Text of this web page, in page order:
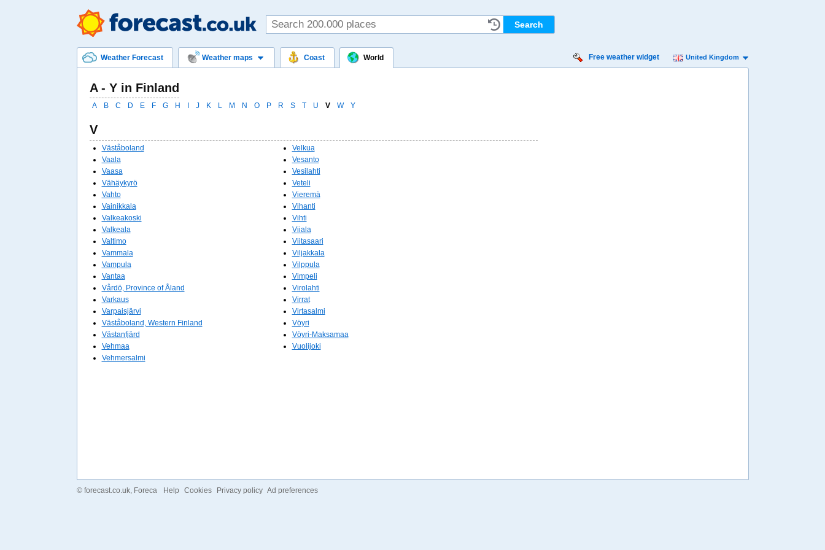
Weather Forecast Weather maps Coast World Free weather widget United Kingdom
A - Y in Finland
A B C D E F G H J K L M N O P R S T U V W Y
V
Väståboland
Vaala
Vaasa
Vähäykyrö
Vahto
Vainikkala
Valkeakoski
Valkeala
Valtimo
Vammala
Vampula
Vantaa
Vårdö, Province of Åland
Varkaus
Varpaisjärvi
Väståboland, Western Finland
Västanfjärd
Vehmaa
Vehmersalmi
Velkua
Vesanto
Vesilahti
Veteli
Vieremä
Vihanti
Vihti
Viiala
Viitasaari
Viljakkala
Vilppula
Vimpeli
Virolahti
Virrat
Virtasalmi
Vöyri
Vöyri-Maksamaa
Vuolijoki
© forecast.co.uk, Foreca Help Cookies Privacy policy Ad preferences